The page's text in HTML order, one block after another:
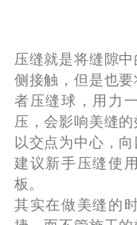
压缝就是将缝隙
侧接触，但是也
者压缝球，用力
压，会影响美缝
以交点为中心，
建议新手压缝使
板。
其实在做美缝的